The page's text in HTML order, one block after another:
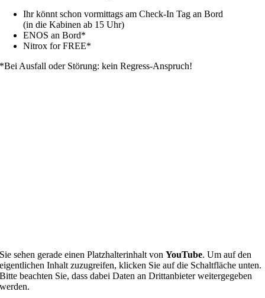
Ihr könnt schon vormittags am Check-In Tag an Bord
(in die Kabinen ab 15 Uhr)
ENOS an Bord*
Nitrox for FREE*
*Bei Ausfall oder Störung: kein Regress-Anspruch!
Sie sehen gerade einen Platzhalterinhalt vonYouTube. Um auf den
eigentlichen Inhalt zuzugreifen, klicken Sie auf die Schaltfläche unten.
Bitte beachten Sie, dass dabei Daten an Drittanbieter weitergegeben
werden.